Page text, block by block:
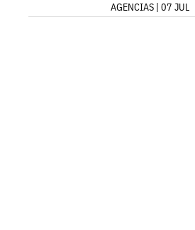
AGENCIAS | 07 JUL